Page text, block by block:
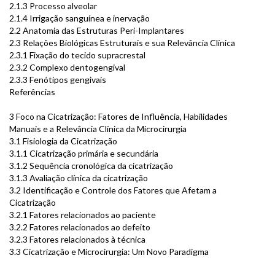
2.1.3 Processo alveolar
2.1.4 Irrigação sanguínea e inervação
2.2 Anatomia das Estruturas Peri-Implantares
2.3 Relações Biológicas Estruturais e sua Relevância Clínica
2.3.1 Fixação do tecido supracrestal
2.3.2 Complexo dentogengival
2.3.3 Fenótipos gengivais
Referências
3 Foco na Cicatrização: Fatores de Influência, Habilidades
Manuais e a Relevância Clínica da Microcirurgia
3.1 Fisiologia da Cicatrização
3.1.1 Cicatrização primária e secundária
3.1.2 Sequência cronológica da cicatrização
3.1.3 Avaliação clínica da cicatrização
3.2 Identificação e Controle dos Fatores que Afetam a
Cicatrização
3.2.1 Fatores relacionados ao paciente
3.2.2 Fatores relacionados ao defeito
3.2.3 Fatores relacionados à técnica
3.3 Cicatrização e Microcirurgia: Um Novo Paradigma